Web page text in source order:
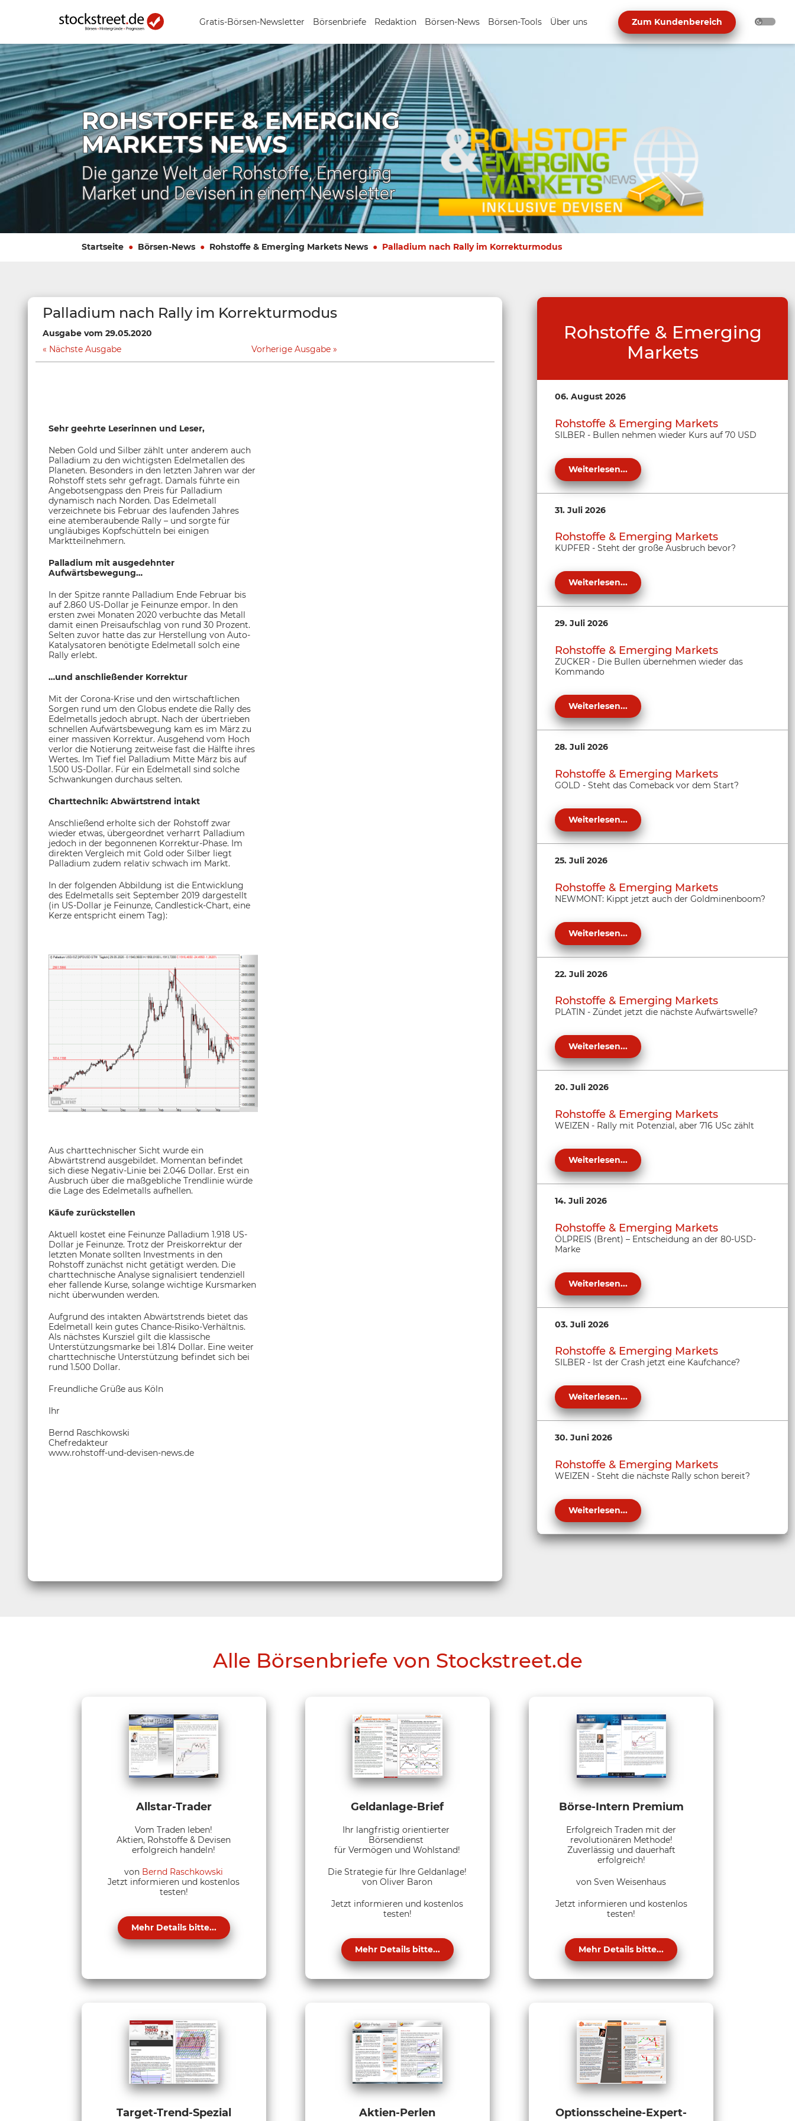
Gratis-Börsen-Newsletter Börsenbriefe Redaktion Börsen-News Börsen-Tools Über uns Zum Kundenbereich
ROHSTOFFE & EMERGING
MARKETS NEWS
Die ganze Welt der Rohstoffe, Emerging
Market und Devisen in einem Newsletter
Startseite Börsen-News Rohstoffe & Emerging Markets News Palladium nach Rally im Korrekturmodus
Palladium nach Rally im Korrekturmodus
Ausgabe vom 29.05.2020
Nächste Ausgabe
Vorherige Ausgabe
Sehr geehrte Leserinnen und Leser,
Neben Gold und Silber zählt unter anderem auch
Palladium zu den wichtigsten Edelmetallen des
Planeten. Besonders in den letzten Jahren war der
Rohstoff stets sehr gefragt. Damals führte ein
Angebotsengpass den Preis für Palladium
dynamisch nach Norden. Das Edelmetall
verzeichnete bis Februar des laufenden Jahres
eine atemberaubende Rally – und sorgte für
ungläubiges Kopfschütteln bei einigen
Marktteilnehmern.
Palladium mit ausgedehnter
Aufwärtsbewegung…
In der Spitze rannte Palladium Ende Februar bis
auf 2.860 US-Dollar je Feinunze empor. In den
ersten zwei Monaten 2020 verbuchte das Metall
damit einen Preisaufschlag von rund 30 Prozent.
Selten zuvor hatte das zur Herstellung von Auto-
Katalysatoren benötigte Edelmetall solch eine
Rally erlebt.
…und anschließender Korrektur
Mit der Corona-Krise und den wirtschaftlichen
Sorgen rund um den Globus endete die Rally des
Edelmetalls jedoch abrupt. Nach der übertrieben
schnellen Aufwärtsbewegung kam es im März zu
einer massiven Korrektur. Ausgehend vom Hoch
verlor die Notierung zeitweise fast die Hälfte ihres
Wertes. Im Tief fiel Palladium Mitte März bis auf
1.500 US-Dollar. Für ein Edelmetall sind solche
Schwankungen durchaus selten.
Charttechnik: Abwärtstrend intakt
Anschließend erholte sich der Rohstoff zwar
wieder etwas, übergeordnet verharrt Palladium
jedoch in der begonnenen Korrektur-Phase. Im
direkten Vergleich mit Gold oder Silber liegt
Palladium zudem relativ schwach im Markt.
In der folgenden Abbildung ist die Entwicklung
des Edelmetalls seit September 2019 dargestellt
(in US-Dollar je Feinunze, Candlestick-Chart, eine
Kerze entspricht einem Tag):
Aus charttechnischer Sicht wurde ein
Abwärtstrend ausgebildet. Momentan befindet
sich diese Negativ-Linie bei 2.046 Dollar. Erst ein
Ausbruch über die maßgebliche Trendlinie würde
die Lage des Edelmetalls aufhellen.
Käufe zurückstellen
Aktuell kostet eine Feinunze Palladium 1.918 US-
Dollar je Feinunze. Trotz der Preiskorrektur der
letzten Monate sollten Investments in den
Rohstoff zunächst nicht getätigt werden. Die
charttechnische Analyse signalisiert tendenziell
eher fallende Kurse, solange wichtige Kursmarken
nicht überwunden werden.
Aufgrund des intakten Abwärtstrends bietet das
Edelmetall kein gutes Chance-Risiko-Verhältnis.
Als nächstes Kursziel gilt die klassische
Unterstützungsmarke bei 1.814 Dollar. Eine weiter
charttechnische Unterstützung befindet sich bei
rund 1.500 Dollar.
Freundliche Grüße aus Köln
Ihr
Bernd Raschkowski
Chefredakteur
www.rohstoff-und-devisen-news.de
Rohstoffe & Emerging
Markets
06. August 2026
Rohstoffe & Emerging Markets
SILBER - Bullen nehmen wieder Kurs auf 70 USD
Weiterlesen...
31. Juli 2026
Rohstoffe & Emerging Markets
KUPFER - Steht der große Ausbruch bevor?
Weiterlesen...
29. Juli 2026
Rohstoffe & Emerging Markets
ZUCKER - Die Bullen übernehmen wieder das
Kommando
Weiterlesen...
28. Juli 2026
Rohstoffe & Emerging Markets
GOLD - Steht das Comeback vor dem Start?
Weiterlesen...
25. Juli 2026
Rohstoffe & Emerging Markets
NEWMONT: Kippt jetzt auch der Goldminenboom?
Weiterlesen...
22. Juli 2026
Rohstoffe & Emerging Markets
PLATIN - Zündet jetzt die nächste Aufwärtswelle?
Weiterlesen...
20. Juli 2026
Rohstoffe & Emerging Markets
WEIZEN - Rally mit Potenzial, aber 716 USc zählt
Weiterlesen...
14. Juli 2026
Rohstoffe & Emerging Markets
ÖLPREIS (Brent) – Entscheidung an der 80-USD-
Marke
Weiterlesen...
03. Juli 2026
Rohstoffe & Emerging Markets
SILBER - Ist der Crash jetzt eine Kaufchance?
Weiterlesen...
30. Juni 2026
Rohstoffe & Emerging Markets
WEIZEN - Steht die nächste Rally schon bereit?
Weiterlesen...
Alle Börsenbriefe von Stockstreet.de
Allstar-Trader
Vom Traden leben!
Aktien, Rohstoffe & Devisen
erfolgreich handeln!
von Bernd Raschkowski
Jetzt informieren und kostenlos
testen!
Mehr Details bitte...
Geldanlage-Brief
Ihr langfristig orientierter
Börsendienst
für Vermögen und Wohlstand!
Die Strategie für Ihre Geldanlage!
von Oliver Baron
Jetzt informieren und kostenlos
testen!
Mehr Details bitte...
Börse-Intern Premium
Erfolgreich Traden mit der
revolutionären Methode!
Zuverlässig und dauerhaft
erfolgreich!
von Sven Weisenhaus
Jetzt informieren und kostenlos
testen!
Mehr Details bitte...
Target-Trend-Spezial Aktien-Perlen
Optionsscheine-Expert-